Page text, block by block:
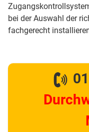
bei der Auswahl der
fachgerecht